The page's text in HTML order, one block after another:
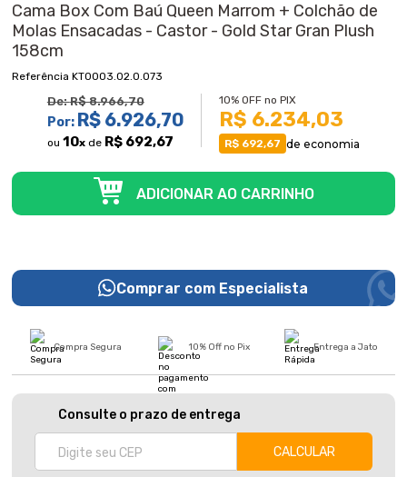
Cama Box Com Baú Queen Marrom + Colchão de
Molas Ensacadas - Castor - Gold Star Gran Plush
158cm
KT0003.02.0.073
De:R$ 8.966,70
Por: R$ 6.926,70
ou 10xde R$ 692,67
10% OFF no PIX
R$ 6.234,03
R$ 692,67 de economia
Comprar com Especialista
Compra Segura 10% Off no Pix Entrega a Jato
Consulte o prazo de entrega